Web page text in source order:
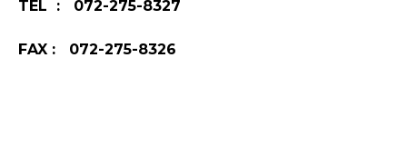
TEL : 072-275-8327
FAX : 072-275-8326